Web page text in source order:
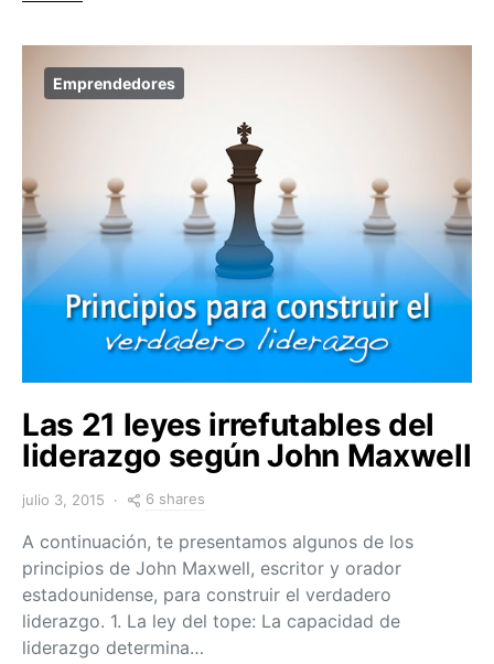
Emprendedores
Las 21 leyes irrefutables del
liderazgo según John Maxwell
julio 3, 2015 6 shares
A continuación, te presentamos algunos de los
principios de John Maxwell, escritor y orador
estadounidense, para construir el verdadero
liderazgo. 1. La ley del tope: La capacidad de
liderazgo determina…